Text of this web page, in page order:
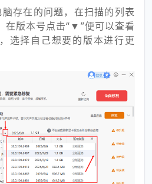
存在的问题，在扫描的列表
在版本号点击“▼”便可以查看
选择自己想要的版本进行更